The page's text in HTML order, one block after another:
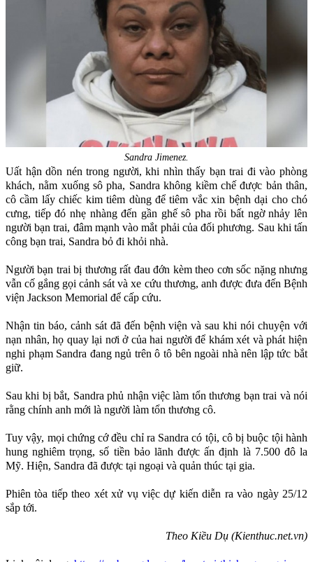
Sandra Jimenez.
Uất hận dồn nén trong người, khi nhìn thấy bạn trai đi vào phòng
khách, nằm xuống sô pha, Sandra không kiềm chế được bản thân,
cô cầm lấy chiếc kim tiêm dùng để tiêm vắc xin bệnh dại cho chó
cưng, tiếp đó nhẹ nhàng đến gần ghế sô pha rồi bất ngờ nhảy lên
người bạn trai, đâm mạnh vào mắt phải của đối phương. Sau khi tấn
công bạn trai, Sandra bỏ đi khỏi nhà.
Người bạn trai bị thương rất đau đớn kèm theo cơn sốc nặng nhưng
vẫn cố gắng gọi cảnh sát và xe cứu thương, anh được đưa đến Bệnh
viện Jackson Memorial để cấp cứu.
Nhận tin báo, cảnh sát đã đến bệnh viện và sau khi nói chuyện với
nạn nhân, họ quay lại nơi ở của hai người để khám xét và phát hiện
nghi phạm Sandra đang ngủ trên ô tô bên ngoài nhà nên lập tức bắt
giữ.
Sau khi bị bắt, Sandra phủ nhận việc làm tổn thương bạn trai và nói
rằng chính anh mới là người làm tổn thương cô.
Tuy vậy, mọi chứng cớ đều chỉ ra Sandra có tội, cô bị buộc tội hành
hung nghiêm trọng, số tiền bảo lãnh được ấn định là 7.500 đô la
Mỹ. Hiện, Sandra đã được tại ngoại và quản thúc tại gia.
Phiên tòa tiếp theo xét xử vụ việc dự kiến diễn ra vào ngày 25/12
sắp tới.
Theo Kiều Dụ (Kienthuc.net.vn)